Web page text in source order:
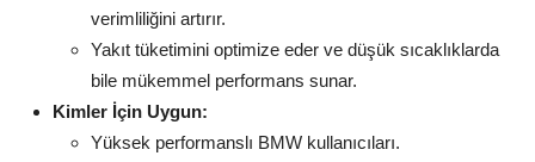
verimliliğini artırır.
Yakıt tüketimini optimize eder ve düşük sıcaklıklarda
bile mükemmel performans sunar.
Kimler İçin Uygun:
Yüksek performanslı BMW kullanıcıları.